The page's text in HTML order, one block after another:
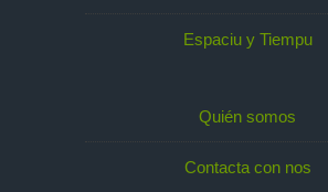
Espaciu y Tiempu
Quién somos
Contacta con nos